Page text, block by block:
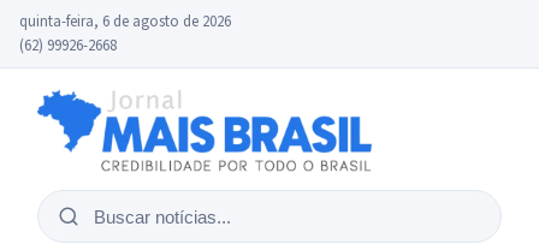
quinta-feira, 6 de agosto de 2026
(62) 99926-2668
Buscar